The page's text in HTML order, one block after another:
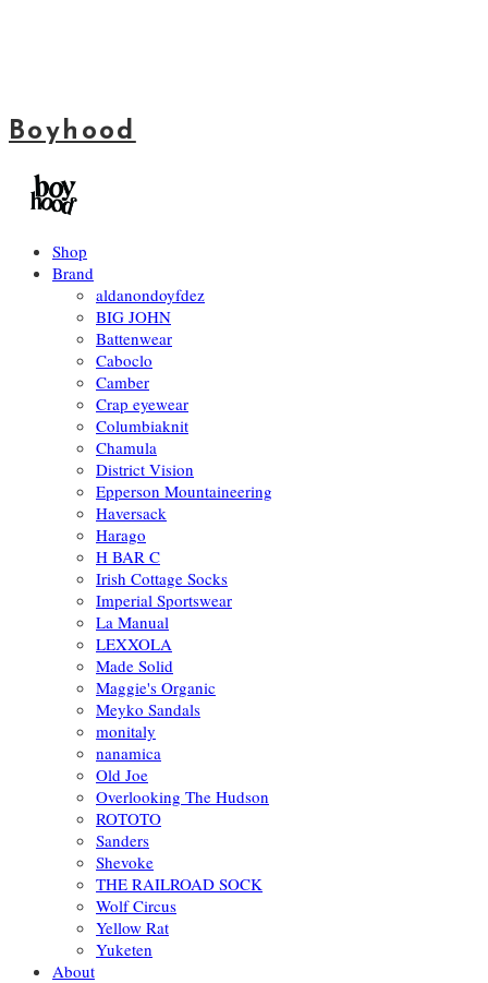
Boyhood
Shop
Brand
aldanondoyfdez
BIG JOHN
Battenwear
Caboclo
Camber
Crap eyewear
Columbiaknit
Chamula
District Vision
Epperson Mountaineering
Haversack
Harago
H BAR C
Irish Cottage Socks
Imperial Sportswear
La Manual
LEXXOLA
Made Solid
Maggie's Organic
Meyko Sandals
monitaly
nanamica
Old Joe
Overlooking The Hudson
ROTOTO
Sanders
Shevoke
THE RAILROAD SOCK
Wolf Circus
Yellow Rat
Yuketen
About